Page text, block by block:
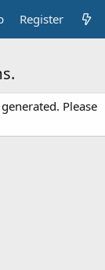
Register
Please